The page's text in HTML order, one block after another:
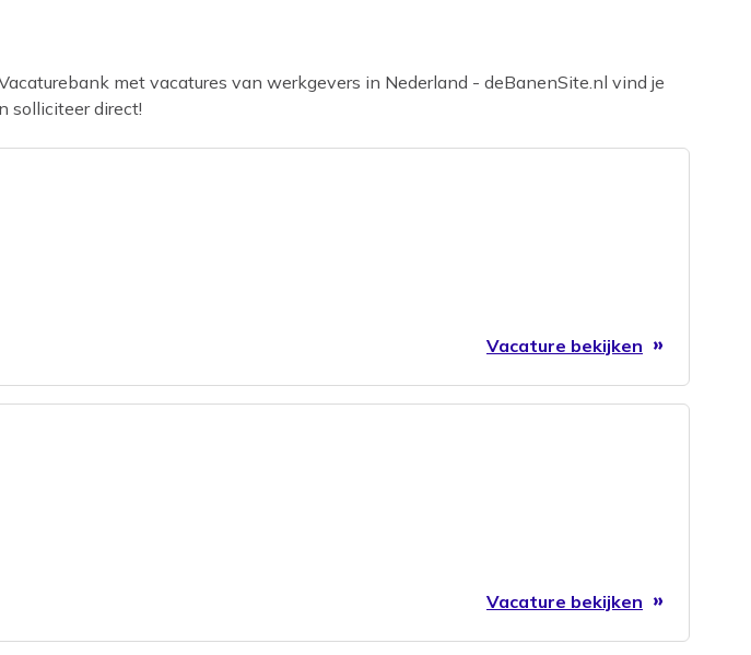
met vacatures van werkgevers in Nederland - deBanenSite.nl vind je
solliciteer direct!
Vacature bekijken
Vacature bekijken